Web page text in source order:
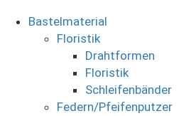
Bastelmaterial
Floristik
Drahtformen
Floristik
Schleifenbänder
Federn/Pfeifenputzer